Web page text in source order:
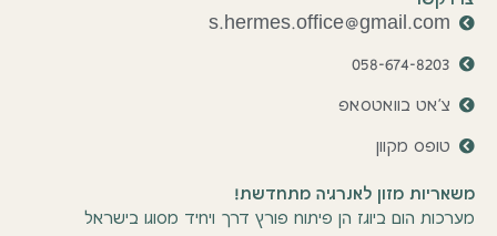
s.hermes.office@gmail.com
058-674-8203
צ'אט בוואטסאפ
טופס מקוון
משאריות מזון לאנרגיה מתחדשת!
מערכות הום ביוגז הן פיתוח פורץ דרך ויחיד מסוגו בישראל